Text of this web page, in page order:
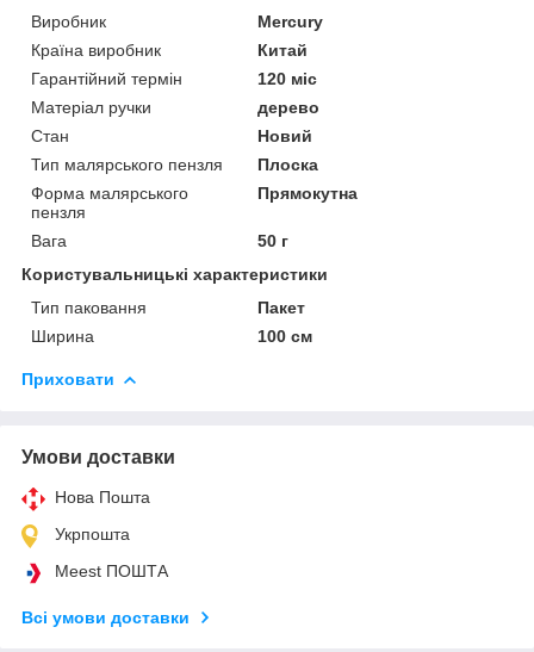
Виробник
Mercury
Країна виробник
Китай
Гарантійний термін
120 міс
Матеріал ручки
дерево
Стан
Новий
Тип малярського пензля
Плоска
Форма малярського
пензля
Прямокутна
Вага
50 г
Користувальницькі характеристики
Тип паковання
Пакет
Ширина
100 см
Приховати
Умови доставки
Нова Пошта
Укрпошта
Meest ПОШТА
Всі умови доставки